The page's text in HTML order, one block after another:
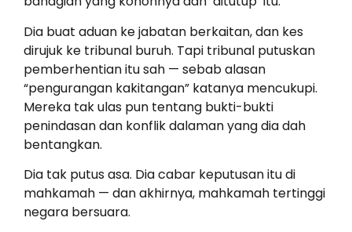
Dia buat aduan ke jabatan berkaitan, dan kes
dirujuk ke tribunal buruh. Tapi tribunal putuskan
pemberhentian itu sah — sebab alasan
“pengurangan kakitangan” katanya mencukupi.
Mereka tak ulas pun tentang bukti-bukti
penindasan dan konflik dalaman yang dia dah
bentangkan.
Dia tak putus asa. Dia cabar keputusan itu di
mahkamah — dan akhirnya, mahkamah tertinggi
negara bersuara.